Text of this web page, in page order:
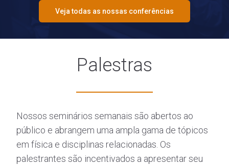
Veja todas as nossas conferências
Palestras
Nossos seminários semanais são abertos ao
público e abrangem uma ampla gama de tópicos
em física e disciplinas relacionadas. Os
palestrantes são incentivados a apresentar seu